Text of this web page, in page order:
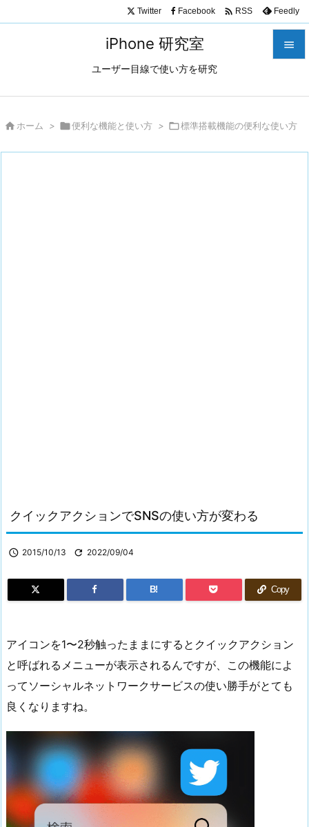
iPhone 研究室
ユーザー目線で使い方を研究

サイド
Twitter Facebook  RSS Feedly
 ホーム > 便利な機能と使い方 > 標準搭載機能の便利な使い方
クイックアクションでSNSの使い方が変わる
 2015/10/13  2022/09/04
B! Copy
アイコンを1〜2秒触ったままにするとクイックアクション
と呼ばれるメニューが表示されるんですが、この機能によ
ってソーシャルネットワークサービスの使い勝手がとても
良くなりますね。